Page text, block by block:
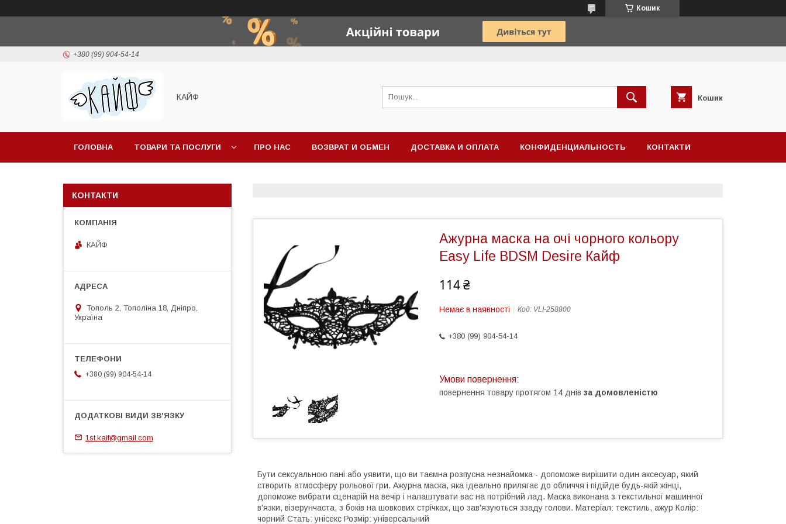
Кошик
+380 (99) 904-54-14
КАЙФ Кошик
ГОЛОВНА ТОВАРИ ТА ПОСЛУГИ ПРО НАС ВОЗВРАТ И ОБМЕН ДОСТАВКА И ОПЛАТА КОНФИДЕНЦИАЛЬНОСТЬ КОНТАКТИ
Ажурна маска на очі чорного кольору
Easy Life BDSM Desire Кайф
114 ₴
Немає в наявності Код: VLI-258800
+380 (99) 904-54-14
повернення товару протягом 14 днів за домовленістю
Бути сексуальною пані або уявити, що ви таємна розпусна незнайомка - допоможе вирішити один аксесуар, який
створить атмосферу рольової гри. Ажурна маска, яка ідеально прилягає до обличчя і підійде будь-якій жінці,
допоможе вибрати сценарій на вечір і налаштувати вас на потрібний лад. Маска виконана з текстильної машинної
в'язки, візерунчаста, з боків на шовкових стрічках, що зав'язуються ззаду голови. Матеріал: текстиль, ажур Колір:
чорний Стать: унісекс Розмір: універсальний
КОНТАКТИ
КАЙФ
Тополь 2, Тополіна 18, Дніпро,
Україна
+380 (99) 904-54-14
1st.kaif@gmail.com